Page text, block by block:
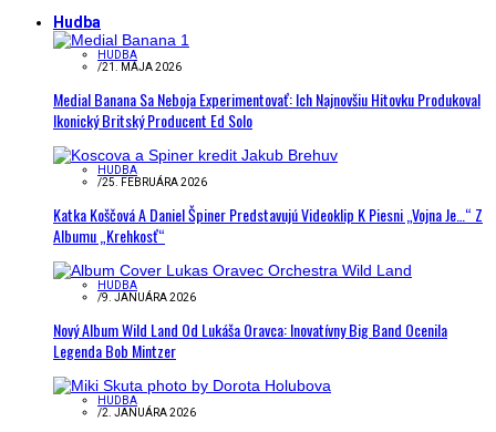
Hudba
HUDBA
/21. MÁJA 2026
Medial Banana Sa Neboja Experimentovať: Ich Najnovšiu Hitovku Produkoval
Ikonický Britský Producent Ed Solo
HUDBA
/25. FEBRUÁRA 2026
Katka Koščová A Daniel Špiner Predstavujú Videoklip K Piesni „Vojna Je…“ Z
Albumu „Krehkosť“
HUDBA
/9. JANUÁRA 2026
Nový Album Wild Land Od Lukáša Oravca: Inovatívny Big Band Ocenila
Legenda Bob Mintzer
HUDBA
/2. JANUÁRA 2026